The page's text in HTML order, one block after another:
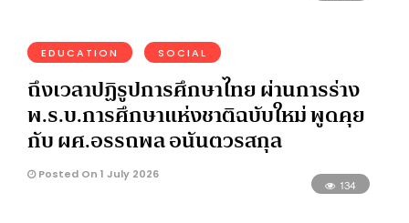
EDUCATION SOCIAL
ถึงเวลาปฏิรูปการศึกษาไทย ผ่านการร่าง
พ.ร.บ.การศึกษาแห่งชาติฉบับใหม่ พูดคุย
กับ ผศ.อรรถพล อนันตวรสกุล
Posted On 1 July 2026
134